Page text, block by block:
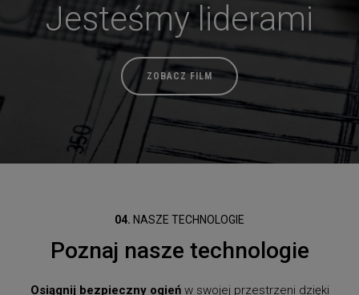
Jesteśmy liderami
ZOBACZ FILM
04. NASZE TECHNOLOGIE
Poznaj nasze technologie
Osiągnij bezpieczny ogieńw swojej przestrzeni dzięki